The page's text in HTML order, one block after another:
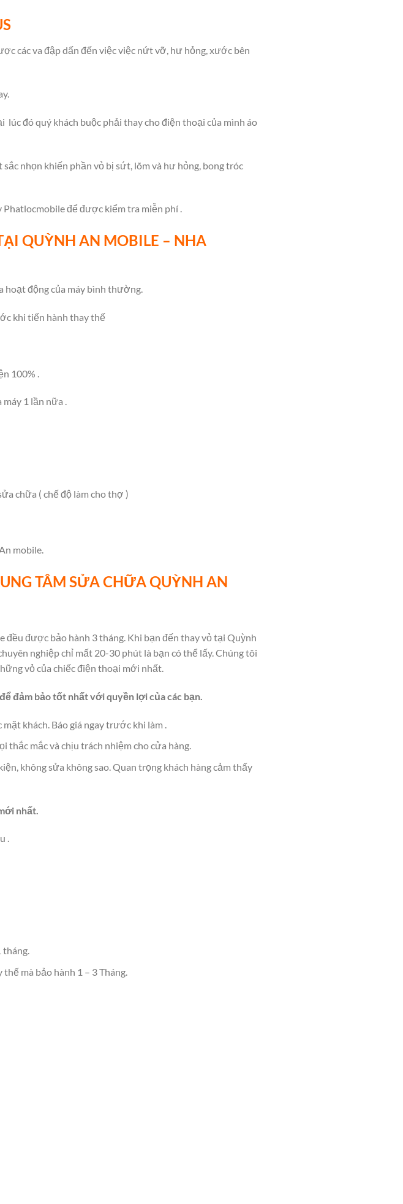
các va đập dấn đến việc việc nứt vỡ, hư hỏng, xước bên
đó quý khách buộc phải thay cho điện thoại của mình áo
nhọn khiến phần vỏ bị sứt, lõm và hư hỏng, bong tróc
Phatlocmobile để được kiểm tra miễn phí .
QUỲNH AN MOBILE – NHA
hoạt động của máy bình thường.
khi tiến hành thay thế
100% .
máy 1 lần nữa .
chữa ( chế độ làm cho thợ )
mobile.
TÂM SỬA CHỮA QUỲNH AN
đều được bảo hành 3 tháng. Khi bạn đến thay vỏ tại Quỳnh
nghiệp chỉ mất 20-30 phút là bạn có thể lấy. Chúng tôi
vỏ của chiếc điện thoại mới nhất.
đảm bảo tốt nhất với quyền lợi của các bạn.
khách. Báo giá ngay trước khi làm .
thắc mắc và chịu trách nhiệm cho cửa hàng.
không sửa không sao. Quan trọng khách hàng cảm thấy
nhất.
.
tháng.
mà bảo hành 1 – 3 Tháng.